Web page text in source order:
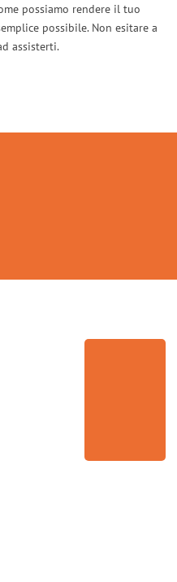
possiamo rendere il tuo
possibile. Non esitare a
assisterti.